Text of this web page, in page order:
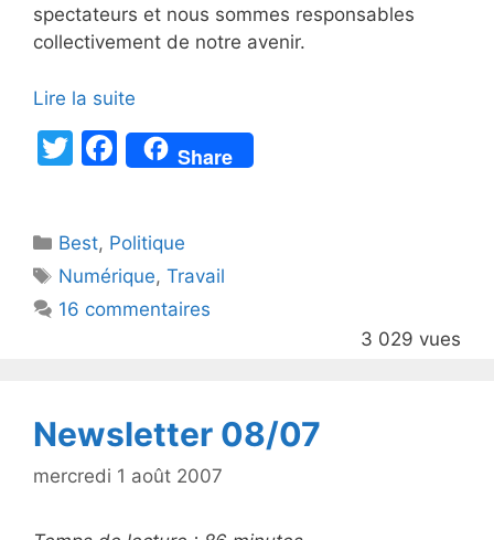
spectateurs et nous sommes responsables
collectivement de notre avenir.
Lire la suite
T
er
F
a
e
b
o
Share
Catégories
Best, Politique
Étiquettes
Numérique,Travail
16 commentaires
3 029 vues
Newsletter 08/07
mercredi 1 août 2007